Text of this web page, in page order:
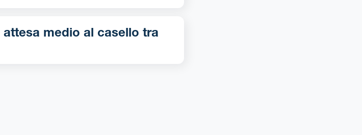
attesa medio al casello tra